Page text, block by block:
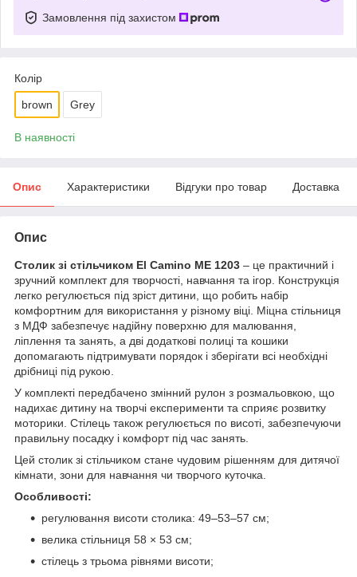
Замовлення під захистом
Колір
brown Grey
В наявності
Опис Характеристики Відгуки про товар Доставка
Опис
Столик зі стільчиком El Camino ME 1203 – це практичний і
зручний комплект для творчості, навчання та ігор. Конструкція
легко регулюється під зріст дитини, що робить набір
комфортним для використання у різному віці. Міцна стільниця
з МДФ забезпечує надійну поверхню для малювання,
ліплення та занять, а дві додаткові полиці та кошики
допомагають підтримувати порядок і зберігати всі необхідні
дрібниці під рукою.
У комплекті передбачено змінний рулон з розмальовкою, що
надихає дитину на творчі експерименти та сприяє розвитку
моторики. Стілець також регулюється по висоті, забезпечуючи
правильну посадку і комфорт під час занять.
Цей столик зі стільчиком стане чудовим рішенням для дитячої
кімнати, зони для навчання чи творчого куточка.
Особливості:
регулювання висоти столика: 49–53–57 см;
велика стільниця 58 × 53 см;
стілець з трьома рівнями висоти;